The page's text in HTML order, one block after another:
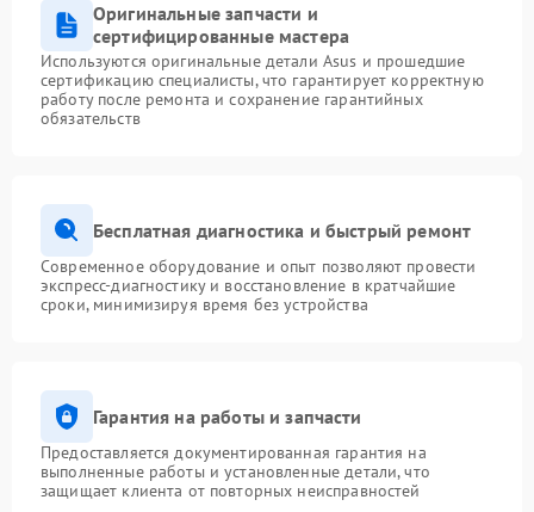
Оригинальные запчасти и
сертифицированные мастера
Используются оригинальные детали Asus и прошедшие
сертификацию специалисты, что гарантирует корректную
работу после ремонта и сохранение гарантийных
обязательств
Бесплатная диагностика и быстрый ремонт
Современное оборудование и опыт позволяют провести
экспресс-диагностику и восстановление в кратчайшие
сроки, минимизируя время без устройства
Гарантия на работы и запчасти
Предоставляется документированная гарантия на
выполненные работы и установленные детали, что
защищает клиента от повторных неисправностей